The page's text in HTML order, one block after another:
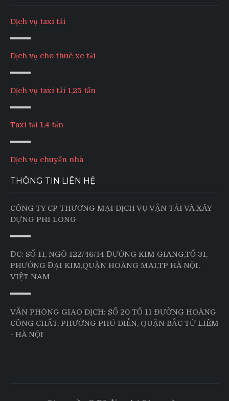
Dịch vụ taxi tải
Dịch vụ cho thuê xe tải
Dịch vụ taxi tải 1,25 tấn
Taxi tải 1,4 tấn
Dịch vụ chuyển nhà
THÔNG TIN LIÊN HỆ
CÔNG TY CP THƯƠNG MẠI DỊCH VỤ VẬN TẢI VÀ XÂY
DỰNG PHI LONG
ĐC: SỐ 11, NGÕ 122/46/14 ĐƯỜNG KIM GIANG,TỔ 31,
PHƯỜNG ĐẠI KIM,QUẬN HOÀNG MAI,TP HÀ NỘI,
VIỆT NAM
VĂN PHÒNG GIAO DỊCH: SỐ 20 TỔ 11 ĐƯỜNG HOÀNG
CÔNG CHẤT, PHƯỜNG PHÚ DIỄN, QUẬN BẮC TỪ LIÊM
- HÀ NỘI